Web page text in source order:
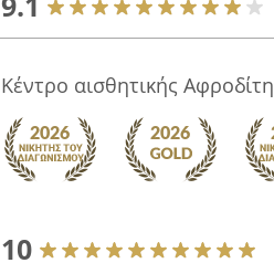
Κέντρο αισθητικής Αφροδίτη
10